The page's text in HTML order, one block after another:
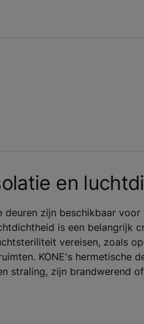
en
deuren zijn beschikbaar voor
is een belangrijk
vereisen, zoals
KONE's hermetische
straling, zijn brandwerend